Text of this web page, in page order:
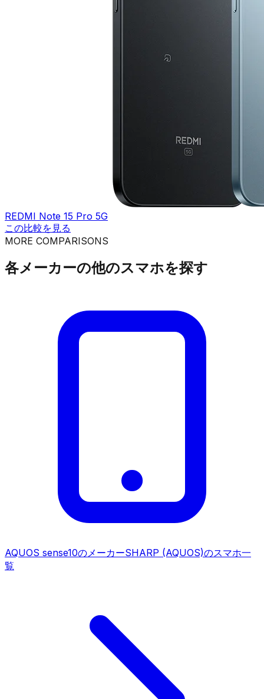
REDMI Note 15 Pro 5G
この比較を見る
MORE COMPARISONS
各メーカーの他のスマホを探す
AQUOS sense10のメーカーSHARP (AQUOS)のスマホ一
覧